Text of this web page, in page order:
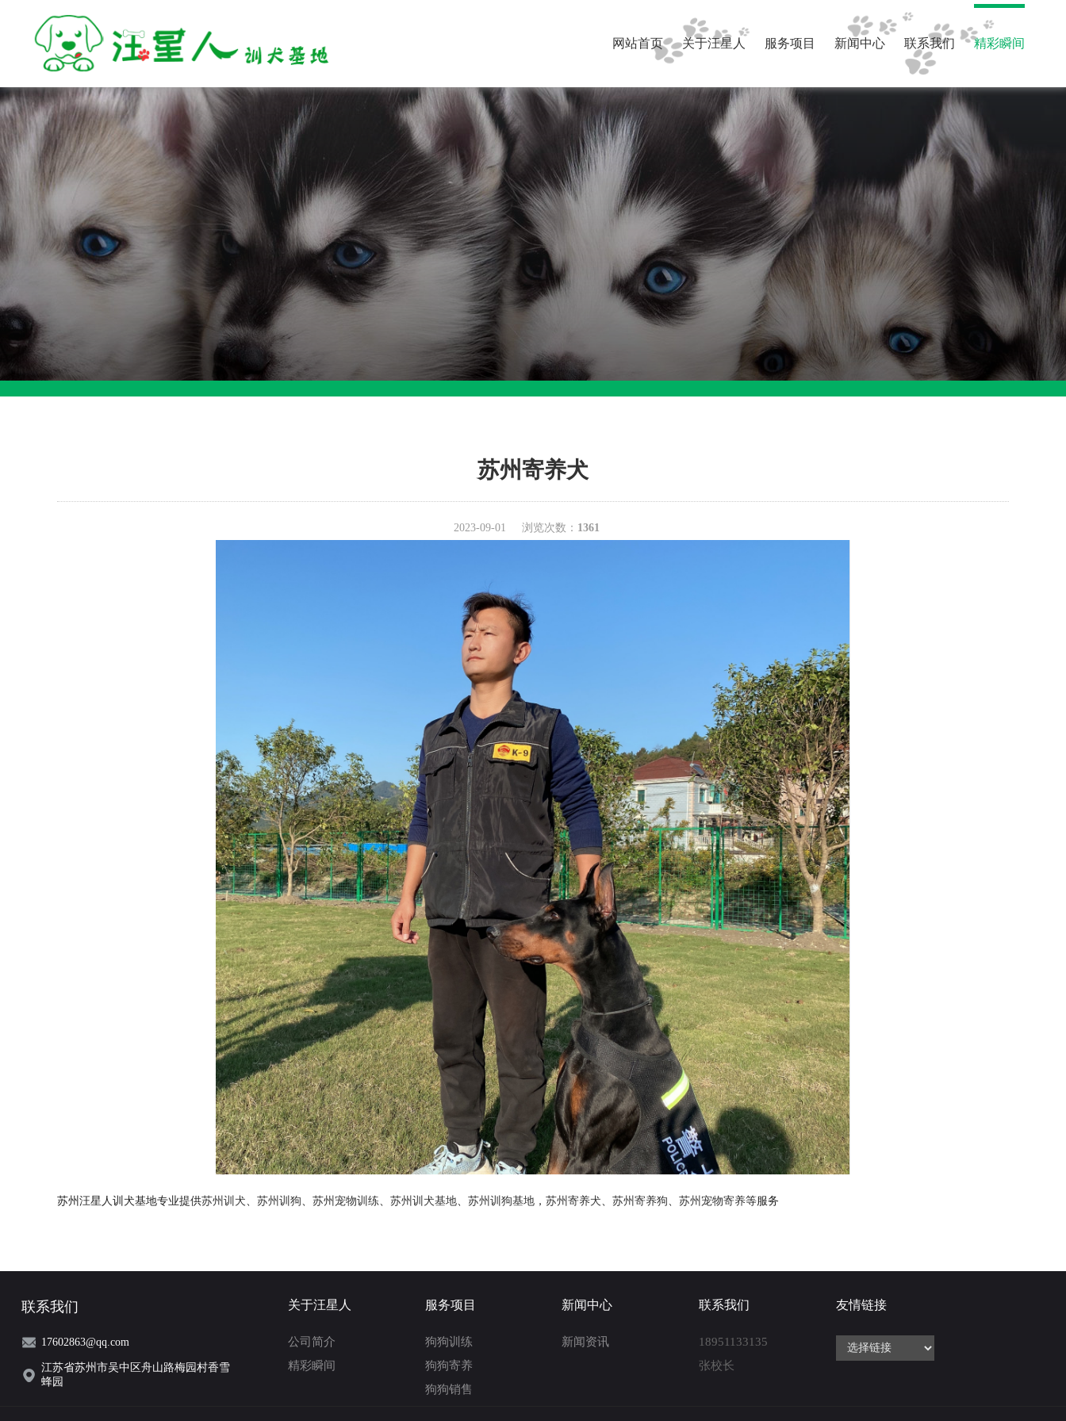
网站首页 关于汪星人 服务项目 新闻中心 联系我们 精彩瞬间
苏州寄养犬
2023-09-01 浏览次数： 1361
苏州汪星人训犬基地专业提供苏州训犬 苏州训狗 苏州宠物训练 苏州训犬基地 苏州训狗基地 ， 苏州寄养犬 苏州寄养狗 苏州宠物寄养等服务
联系我们
17602863@qq.com
江苏省苏州市吴中区舟山路梅园村香雪
蜂园
关于汪星人
公司简介
精彩瞬间
服务项目
狗狗训练
狗狗寄养
狗狗销售
新闻中心
新闻资讯
联系我们
18951133135
张校长
友情链接